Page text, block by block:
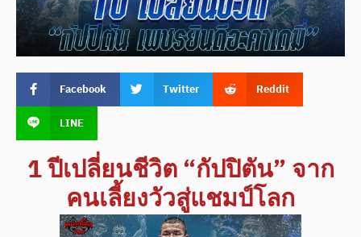
Facebook Twitter
Reddit
LINE
1 ปีเปลี่ยนชีวิต “กัปปิตัน” จาก
คนเลี้ยงวัวสู่แชมป์โลก